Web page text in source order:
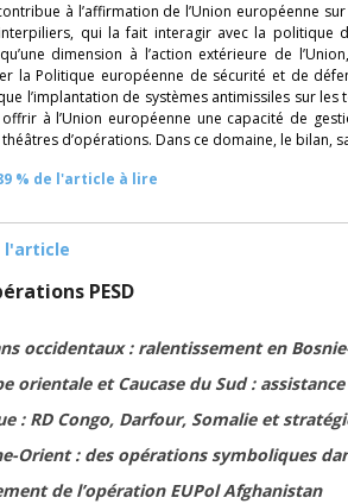
à l’affirmation de l’Union européenne
qui la fait interagir avec la politique
dimension à l’action extérieure de
la Politique européenne de sécurité et de
l’implantation de systèmes antimissiles sur
à l’Union européenne une capacité de
d’opérations. Dans ce domaine, le bilan,
% de l'article à lire
l'article
PESD
occidentaux : ralentissement en
orientale et Caucase du Sud :
: RD Congo, Darfour, Somalie et
Orient : des opérations symboliques
de l’opération EUPol Afghanistan